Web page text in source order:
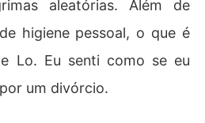
aleatórias. Além de
higiene pessoal, o que é
Lo. Eu senti como se eu
um divórcio.